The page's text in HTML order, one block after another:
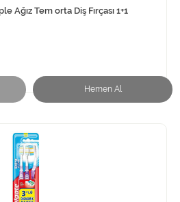
Hemen Al
Ağız Tem orta Diş Fırçası 1+1